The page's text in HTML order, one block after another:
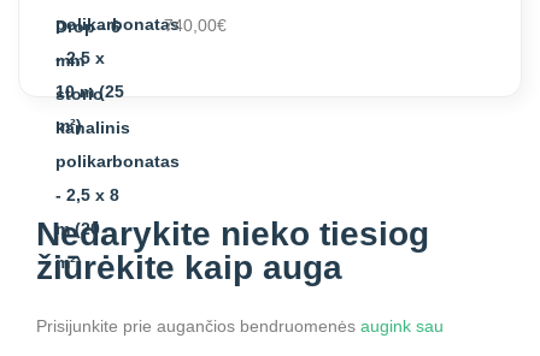
740,00€
Nedarykite nieko tiesiog
žiūrėkite kaip auga
Prisijunkite prie augančios bendruomenės augink sau